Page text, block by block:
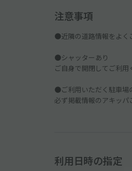
注意事項
●近隣の道路情報をよく
●シャッターあり
ご自身で開閉してご利用
●ご利用いただく駐車場
必ず掲載情報のアキッパ
利用日時の指定